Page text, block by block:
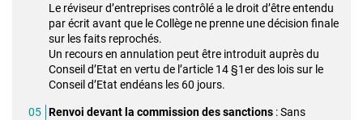
Le réviseur d’entreprises contrôlé a le droit d’être entendu
par écrit avant que le Collège ne prenne une décision finale
sur les faits reprochés.
Un recours en annulation peut être introduit auprès du
Conseil d’Etat en vertu de l’article 14 §1er des lois sur le
Conseil d’Etat endéans les 60 jours.
Renvoi devant la commission des sanctions : Sans